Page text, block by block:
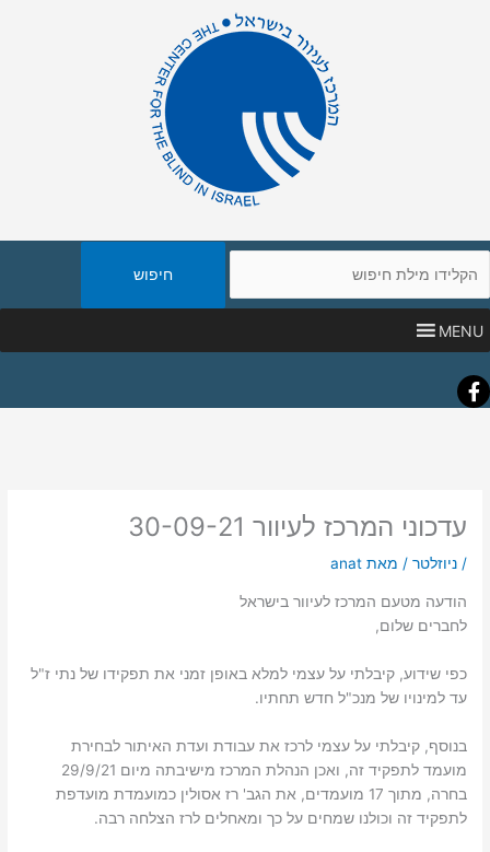
חיפוש
באתר
MENU
Facebook
עדכוני המרכז לעיוור 30-09-21
/ניוזלטר / מאתanat
הודעה מטעם המרכז לעיוור בישראל
לחברים שלום,
כפי שידוע, קיבלתי על עצמי למלא באופן זמני את תפקידו של נתי ז"ל
עד למינויו של מנכ"ל חדש תחתיו.
בנוסף, קיבלתי על עצמי לרכז את עבודת ועדת האיתור לבחירת
מועמד לתפקיד זה, ואכן הנהלת המרכז מישיבתה מיום 29/9/21
בחרה, מתוך 17 מועמדים, את הגב' רז אסולין כמועמדת מועדפת
לתפקיד זה וכולנו שמחים על כך ומאחלים לרז הצלחה רבה.